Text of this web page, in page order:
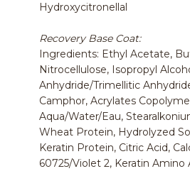
Hydroxycitronellal
Recovery Base Coat:
Ingredients: Ethyl Acetate,
Nitrocellulose, Isopropyl
Anhydride/Trimellitic
Camphor, Acrylates
Aqua/Water/Eau,
Wheat Protein, Hydrolyzed
Keratin Protein, Citric Acid,
60725/Violet 2, Keratin Amino